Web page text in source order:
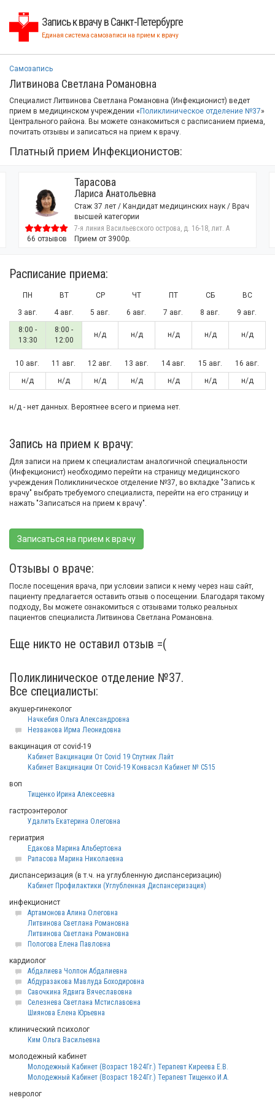
Запись к врачу в Санкт-Петербурге
Единая система самозаписи на прием к врачу
Самозапись
Литвинова Светлана Романовна
Специалист Литвинова Светлана Романовна (Инфекционист) ведет
прием в медицинском учреждении « Поликлиническое отделение №37»
Центрального района. Вы можете ознакомиться с расписанием приема,
почитать отзывы и записаться на прием к врачу.
Платный прием Инфекционистов:
66 отзывов
Тарасова
Лариса Анатольевна
Стаж 37 лет / Кандидат медицинских наук / Врач
высшей категории
7-я линия Васильевского острова, д. 16-18, лит. А
Прием от 3900р.
Расписание приема:
ПН ВТ СР ЧТ ПТ СБ
ВС
3 авг.
4 авг. 5 авг. 6 авг. 7 авг. 8 авг.
9 авг.
8:00 -
13:30
8:00 -
12:00
н/д н/д н/д н/д н/д
10 авг. 11 авг. 12 авг. 13 авг. 14 авг. 15 авг.
16 авг.
н/д
н/д н/д н/д н/д н/д н/д
н/д - нет данных. Вероятнее всего и приема нет.
Запись на прием к врачу:
Для записи на прием к специалистам аналогичной специальности
(Инфекционист) необходимо перейти на страницу медицинского
учреждения Поликлиническое отделение №37, во вкладке "Запись к
врачу" выбрать требуемого специалиста, перейти на его страницу и
нажать "Записаться на прием к врачу".
Записаться на прием к врачу
Отзывы о враче:
После посещения врача, при условии записи к нему через наш сайт,
пациенту предлагается оставить отзыв о посещении. Благодаря такому
подходу, Вы можете ознакомиться с отзывами только реальных
пациентов специалиста Литвинова Светлана Романовна.
Еще никто не оставил отзыв =(
Поликлиническое отделение №37.
Все специалисты:
акушер-гинеколог
Начкебия Ольга Александровна
Незванова Ирма Леонидовна
вакцинация от covid-19
Кабинет Вакцинации От Covid 19 Спутник Лайт
Кабинет Вакцинации От Covid-19 Конвасэл Кабинет № С515
воп
Тищенко Ирина Алексеевна
гастроэнтеролог
Удалить Екатерина Олеговна
гериатрия
Едакова Марина Альбертовна
Рапасова Марина Николаевна
диспансеризация (в т.ч. на углубленную диспансеризацию)
Кабинет Профилактики (Углубленная Диспансеризация)
инфекционист
Артамонова Алина Олеговна
Литвинова Светлана Романовна
Литвинова Светлана Романовна
Пологова Елена Павловна
кардиолог
Абдалиева Чолпон Абдалиевна
Абдуразакова Мавлуда Боходировна
Савочкина Ядвига Вячеславовна
Селезнева Светлана Мстиславовна
Шиянова Елена Юрьевна
клинический психолог
Ким Ольга Васильевна
молодежный кабинет
Молодежный Кабинет (Возраст 18-24Гг.) Терапевт Киреева Е.В.
Молодежный Кабинет (Возраст 18-24Гг.) Терапевт Тищенко И.А.
невролог